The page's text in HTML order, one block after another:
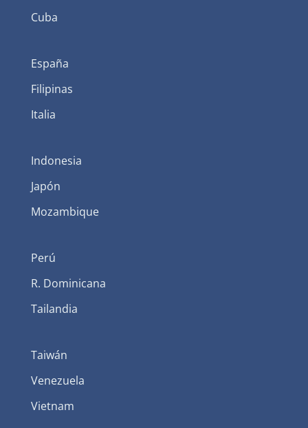
Cuba
España
Filipinas
Italia
Indonesia
Japón
Mozambique
Perú
R. Dominicana
Tailandia
Taiwán
Venezuela
Vietnam